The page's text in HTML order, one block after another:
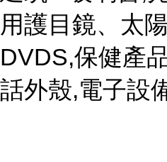
用護目鏡、太
DVDS,保健產
話外殼,電子設